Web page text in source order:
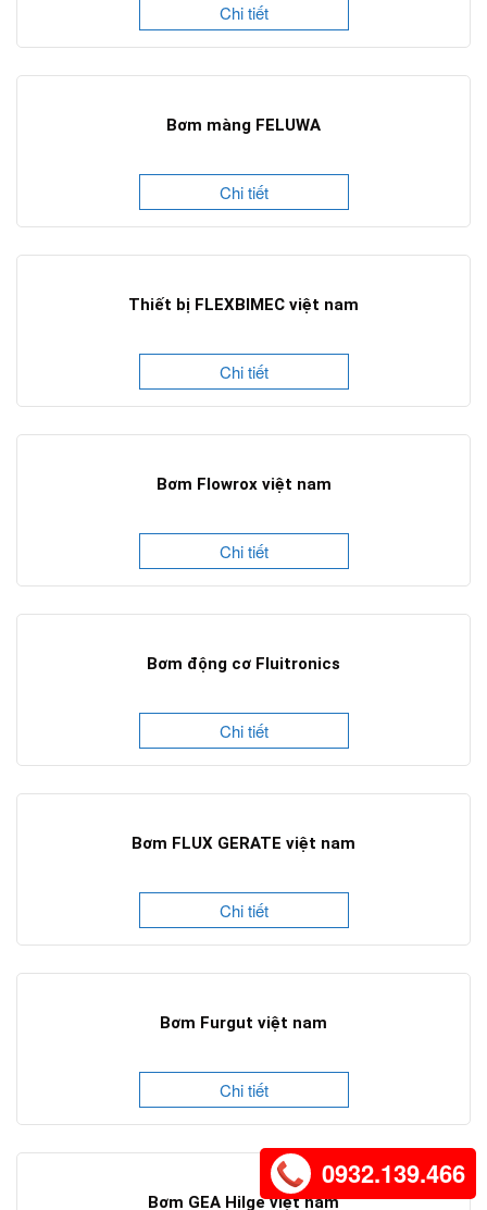
Chi tiết
Bơm màng FELUWA
Chi tiết
Thiết bị FLEXBIMEC việt nam
Chi tiết
Bơm Flowrox việt nam
Chi tiết
Bơm động cơ Fluitronics
Chi tiết
Bơm FLUX GERATE việt nam
Chi tiết
Bơm Furgut việt nam
Chi tiết
Bơm GEA Hilge việt nam
0932.139.466